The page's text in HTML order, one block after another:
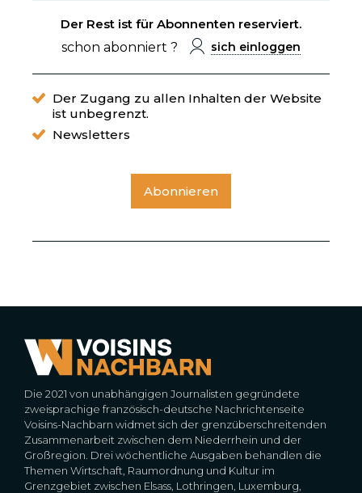
Der Rest ist für Abonnenten reserviert.
schon abonniert ?
sich einloggen
Der Zugang zu allen Inhalten der Website
ist unbegrenzt.
Newsletters
Abonnieren
Die 2021 von unabhängigen Journalisten gegründete
zweisprachige französisch-deutsche Nachrichtenseite
Voisins-Nachbarn widmet sich der grenzüberschreitenden
Zusammenarbeit zwischen dem Niederrhein und der
Großregion. Drei wöchentliche Ausgaben behandlen die
Themen Wirtschaft, Raumordnung und Kultur im
Grenzgebiet zwischen Elsass, Lothringen, Luxemburg,